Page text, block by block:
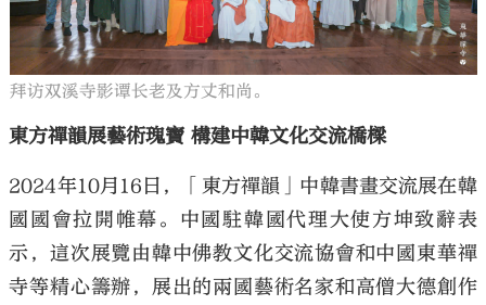
拜访双溪寺影谭长老及方丈和尚。
東方禪韻展藝術瑰寶 構建中韓文化交流橋樑
2024年10月16日，「東方禪韻」中韓書畫交流展在韓
國國會拉開帷幕。中國駐韓國代理大使方坤致辭表
示，這次展覽由韓中佛教文化交流協會和中國東華禪
寺等精心籌辦，展出的兩國藝術名家和高僧大德創作